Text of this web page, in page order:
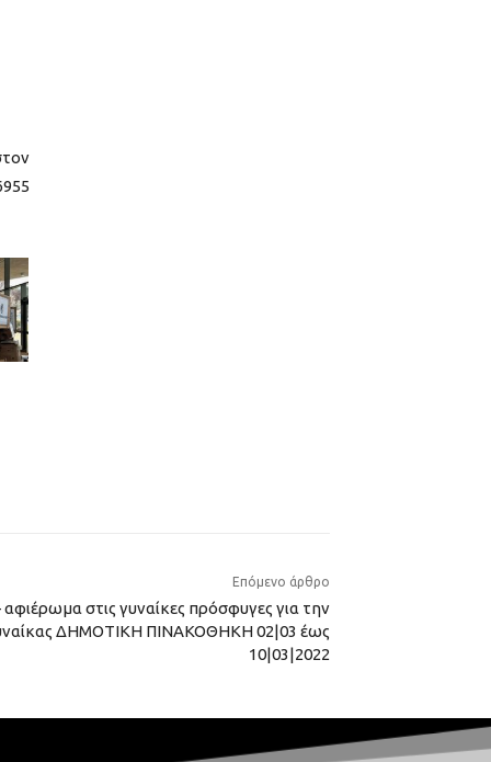
Επόμενο άρθρο
στις γυναίκες πρόσφυγες για την
ΔΗΜΟΤΙΚΗ ΠΙΝΑΚΟΘΗΚΗ 02|03 έως
10|03|2022